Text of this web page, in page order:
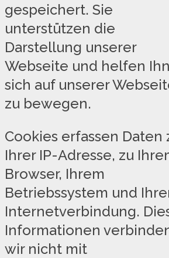
gespeichert. Sie
unterstützen die
Darstellung unserer
Webseite und helfen
sich auf unserer
zu bewegen.
Cookies erfassen Daten
Ihrer IP-Adresse, zu
Browser, Ihrem
Betriebssystem und
Internetverbindung.
Informationen
wir nicht mit